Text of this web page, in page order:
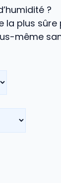
?
la plus
même